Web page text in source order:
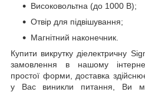
Високовольтна (до 1000 В);
Отвір для підвішування;
Магнітний наконечник.
Купити викрутку діелектричну
замовлення в нашому
простої форми, доставка
у Вас виникли питання, Ви